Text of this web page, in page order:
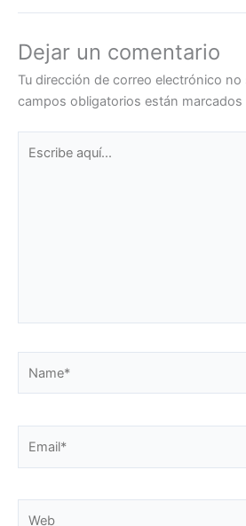
Dejar un comentario
Tu dirección de correo electrónico no
campos obligatorios están marcados
aquí...